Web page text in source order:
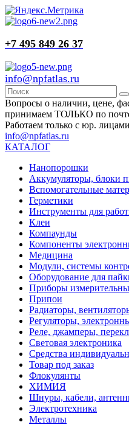
+7 495 849 26 37
info@npfatlas.ru
Вопросы о наличии, цене,
принимаем ТОЛЬКО по
Работаем только с юр.
info@npfatlas.ru
КАТАЛОГ
Нанопорошки
Аккумуляторы, блоки
Вспомогательные
Герметики
Инструменты для
Клеи
Компаунды
Компоненты
Медицина
Модули, системы
Оборудование для
Приборы
Припои
Радиаторы,
Регуляторы,
Реле, джамперы,
Световая электроника
Средства
Товар под заказ
Флокулянты
ХИМИЯ
Шнуры, кабели,
Электротехника
Металлы